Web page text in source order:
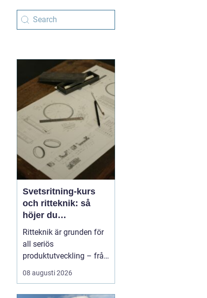
Svetsritning-kurs
och ritteknik: så
höjer du
kompetensen i hela
produktionskedjan
Ritteknik är grunden för
all seriös
produktutveckling – från
enkla förband till
komplexa
08 augusti 2026